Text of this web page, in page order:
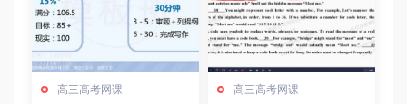
高三高考网课 高三高考网课